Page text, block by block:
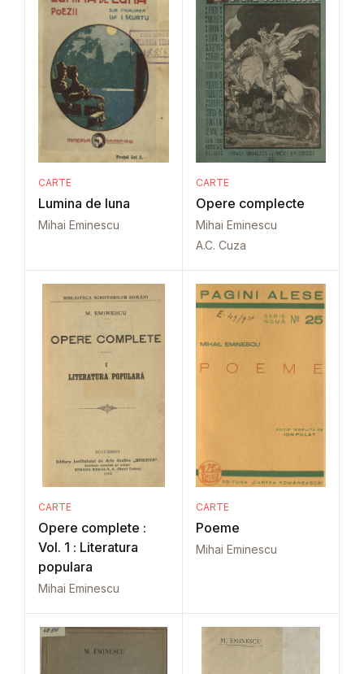
CARTE
Lumina de luna
Mihai Eminescu
CARTE
Opere complecte
Mihai Eminescu
A.C. Cuza
CARTE
Opere complete :
Vol. 1 : Literatura
populara
Mihai Eminescu
CARTE
Poeme
Mihai Eminescu